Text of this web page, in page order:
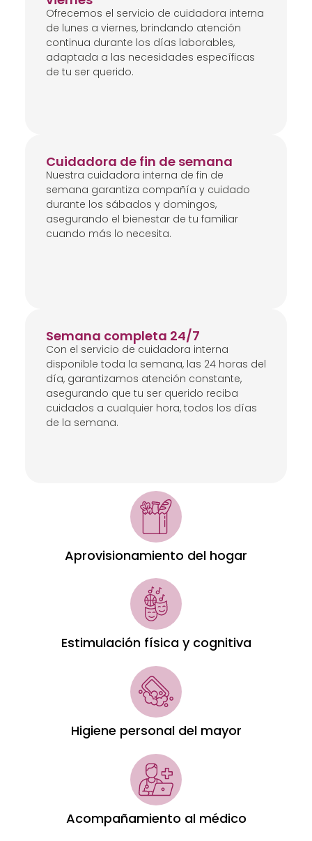
Ofrecemos el servicio de cuidadora interna
de lunes a viernes, brindando atención
continua durante los días laborables,
adaptada a las necesidades específicas
de tu ser querido.
Cuidadora de fin de semana
Nuestra cuidadora interna de fin de
semana garantiza compañía y cuidado
durante los sábados y domingos,
asegurando el bienestar de tu familiar
cuando más lo necesita.
Semana completa 24/7
Con el servicio de cuidadora interna
disponible toda la semana, las 24 horas del
día, garantizamos atención constante,
asegurando que tu ser querido reciba
cuidados a cualquier hora, todos los días
de la semana.
Aprovisionamiento del hogar
Estimulación física y cognitiva
Higiene personal del mayor
Acompañamiento al médico